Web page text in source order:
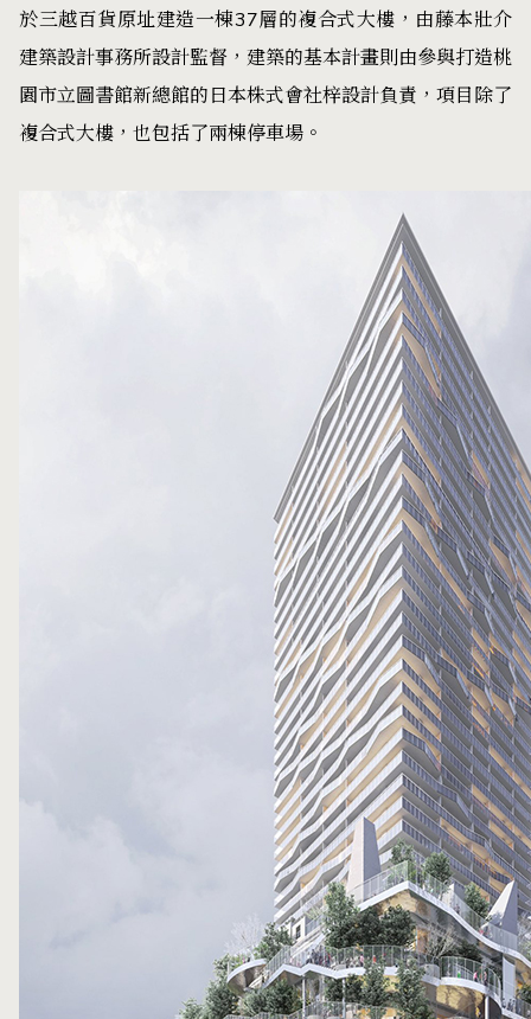
於三越百貨原址建造一棟37層的複合式大樓，由藤本壯介
建築設計事務所設計監督，建築的基本計畫則由參與打造桃
園市立圖書館新總館的日本株式會社梓設計負責，項目除了
複合式大樓，也包括了兩棟停車場。